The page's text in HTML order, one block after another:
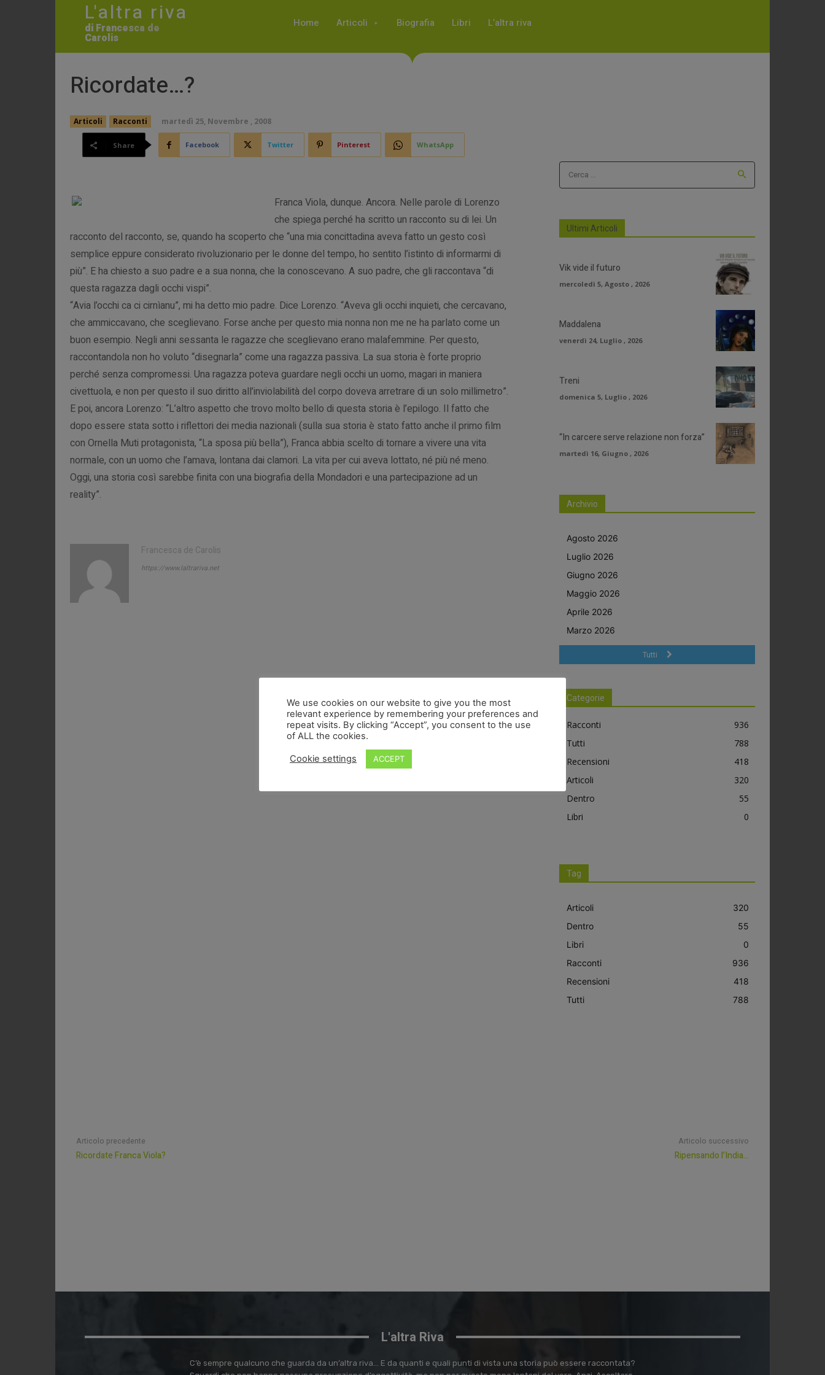
L'altra riva
di Francesca de
Carolis
Home Articoli Biografia Libri L’altra riva
Ricordate…?
Articoli Racconti martedì 25, Novembre , 2008
Share Facebook Twitter Pinterest WhatsApp
Franca Viola, dunque. Ancora. Nelle parole di Lorenzo
che spiega perché ha scritto un racconto su di lei. Un
racconto del racconto, se, quando ha scoperto che “una mia concittadina aveva fatto un gesto così
semplice eppure considerato rivoluzionario per le donne del tempo, ho sentito l’istinto di informarmi di
più”. E ha chiesto a suo padre e a sua nonna, che la conoscevano. A suo padre, che gli raccontava “di
questa ragazza dagli occhi vispi”.
“Avia l’occhi ca ci cirnìanu”, mi ha detto mio padre. Dice Lorenzo. “Aveva gli occhi inquieti, che cercavano,
che ammiccavano, che sceglievano. Forse anche per questo mia nonna non me ne ha parlato come un
buon esempio. Negli anni sessanta le ragazze che sceglievano erano malafemmine. Per questo,
raccontandola non ho voluto “disegnarla” come una ragazza passiva. La sua storia è forte proprio
perché senza compromessi. Una ragazza poteva guardare negli occhi un uomo, magari in maniera
civettuola, e non per questo il suo diritto all’inviolabilità del corpo doveva arretrare di un solo millimetro”.
E poi, ancora Lorenzo: “L’altro aspetto che trovo molto bello di questa storia è l’epilogo. Il fatto che
dopo essere stata sotto i riflettori dei media nazionali (sulla sua storia è stato fatto anche il primo film
con Ornella Muti protagonista, “La sposa più bella”), Franca abbia scelto di tornare a vivere una vita
normale, con un uomo che l’amava, lontana dai clamori. La vita per cui aveva lottato, né più né meno.
Oggi, una storia così sarebbe finita con una biografia della Mondadori e una partecipazione ad un
reality”.
Francesca de Carolis
https://www.laltrariva.net
Cerca ...
Ultimi Articoli
Vik vide il futuro
mercoledì 5, Agosto , 2026
Maddalena
venerdì 24, Luglio , 2026
Treni
domenica 5, Luglio , 2026
“In carcere serve relazione non forza”
martedì 16, Giugno , 2026
Archivio
Agosto 2026
Luglio 2026
Giugno 2026
Maggio 2026
Aprile 2026
Marzo 2026
Tutti
Categorie
Racconti
936
Tutti
788
Recensioni
418
Articoli
320
Dentro
55
Libri
0
Tag
Articoli
320
Dentro
55
Libri
0
Racconti
936
Recensioni
418
Tutti
788
Articolo precedente
Ricordate Franca Viola?
Articolo successivo
Ripensando l’India…
L'altra Riva
C’è sempre qualcuno che guarda da un’altra riva… E da quanti e quali punti di vista una storia può essere raccontata?
We use cookies on our website to give you the most
relevant experience by remembering your preferences and
repeat visits. By clicking “Accept”, you consent to the use
of ALL the cookies.
Cookie settings ACCEPT